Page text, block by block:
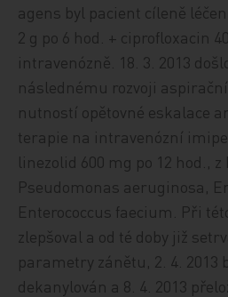
agens byl pacient cíleně
2 g po 6 hod. + ciprofloxacin
intravenózně. 18. 3. 2013
následnému rozvoji
nutností opětovné eskalace
terapie na intravenózní
linezolid 600 mg po 12 hod.,
Pseudomonas aeruginosa,
Enterococcus faecium. Při
zlepšoval a od té doby již
parametry zánětu, 2. 4. 2013
dekanylován a 8. 4. 2013